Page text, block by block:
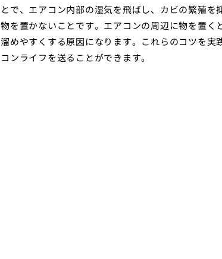
とで、エアコン内部の湿気を飛ばし、カビの繁殖
物を置かないことです。エアコンの周辺に物を置
溜めやすくする原因になります。これらのコツを
コンライフを送ることができます。